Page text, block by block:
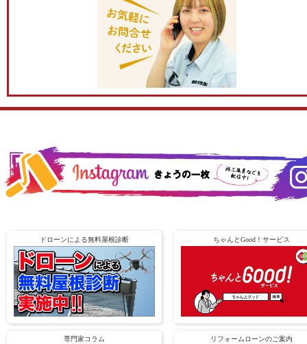
ドローンによる無料屋根診断 ちゃんとGood！サービス
専門家コラム リフォームローンのご案内